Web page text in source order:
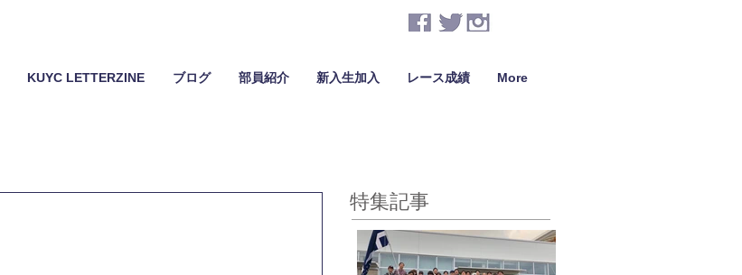
KUYC LETTERZINE ブログ 部員紹介 新入生加入 レース成績 More
特集記事